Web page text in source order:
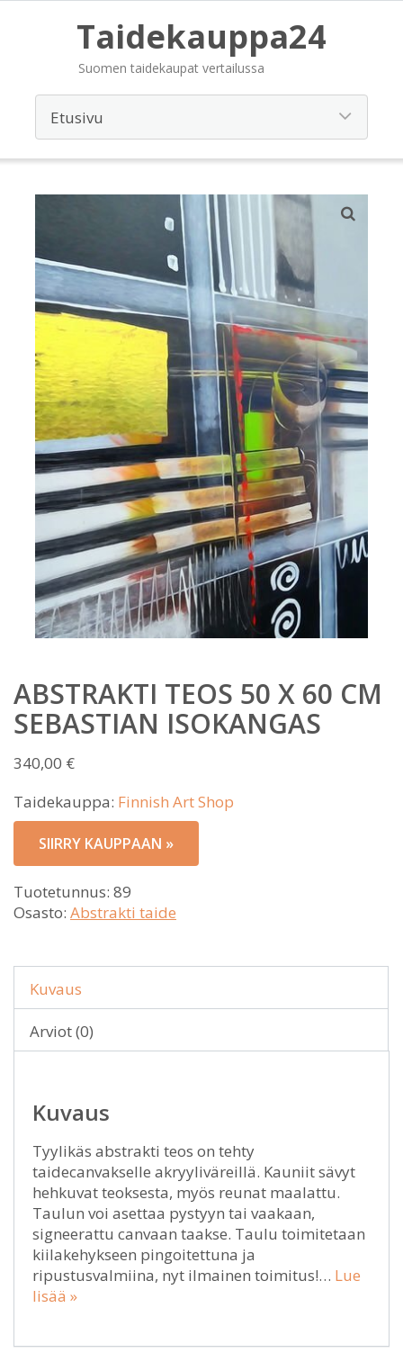
Taidekauppa24
Suomen taidekaupat vertailussa
ABSTRAKTI TEOS 50 X 60 CM
SEBASTIAN ISOKANGAS
340,00 €
Taidekauppa: Finnish Art Shop
SIIRRY KAUPPAAN »
Tuotetunnus: 89
Osasto: Abstrakti taide
Kuvaus
Arviot (0)
Kuvaus
Tyylikäs abstrakti teos on tehty
taidecanvakselle akryyliväreillä. Kauniit sävyt
hehkuvat teoksesta, myös reunat maalattu.
Taulun voi asettaa pystyyn tai vaakaan,
signeerattu canvaan taakse. Taulu toimitetaan
kiilakehykseen pingoitettuna ja
ripustusvalmiina, nyt ilmainen toimitus!… Lue
lisää »